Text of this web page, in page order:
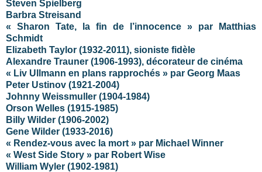
Steven Spielberg
Barbra Streisand
« Sharon Tate, la fin de l’innocence » par Matthias
Schmidt
Elizabeth Taylor (1932-2011), sioniste fidèle
Alexandre Trauner (1906-1993), décorateur de cinéma
« Liv Ullmann en plans rapprochés » par Georg Maas
Peter Ustinov (1921-2004)
Johnny Weissmuller (1904-1984)
Orson Welles (1915-1985)
Billy Wilder (1906-2002)
Gene Wilder (1933-2016)
« Rendez-vous avec la mort » par Michael Winner
« West Side Story » par Robert Wise
William Wyler (1902-1981)